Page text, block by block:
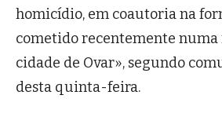
homicídio, em coautoria na
cometido recentemente numa
cidade de Ovar», segundo
desta quinta-feira.